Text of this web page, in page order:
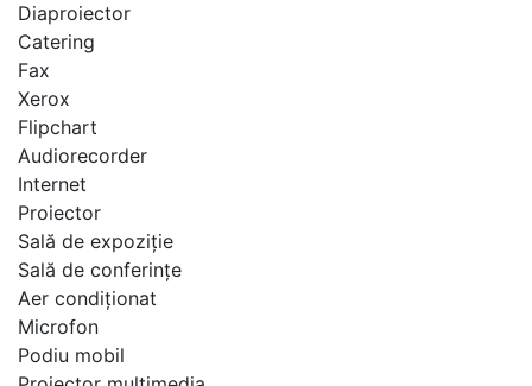
Diaproiector
Catering
Fax
Xerox
Flipchart
Audiorecorder
Internet
Proiector
Sală de expoziţie
Sală de conferinţe
Aer condiţionat
Microfon
Podiu mobil